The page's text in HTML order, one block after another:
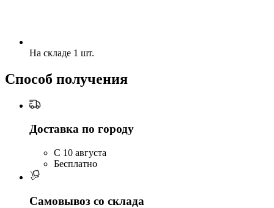
На складе 1 шт.
Способ получения
Доставка по городу
C 10 августа
Бесплатно
Самовывоз со склада